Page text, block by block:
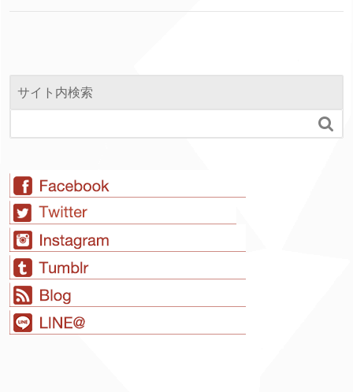
サイト内検索
